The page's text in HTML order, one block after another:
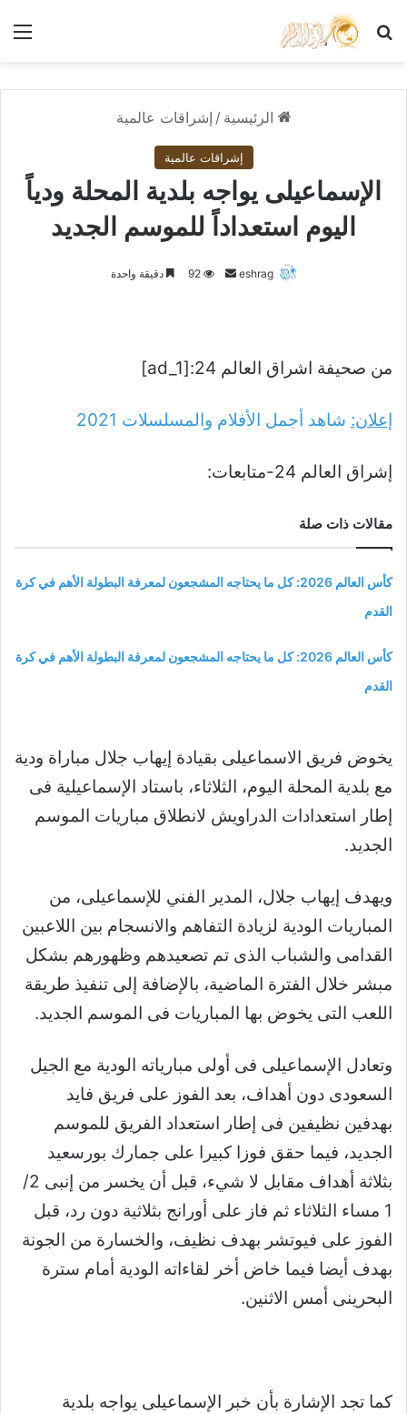
بحث عن
الرئيسية / إشراقات عالمية
إشراقات عالمية
الإسماعيلى يواجه بلدية المحلة ودياً
اليوم استعداداً للموسم الجديد
eshrag
أرسل92 دقيقة واحدة
من صحيفة اشراق العالم 24:[ad_1]
إعلان: شاهد أجمل الأفلام والمسلسلات 2021
إشراق العالم 24-متابعات:
مقالات ذات صلة
كأس العالم 2026: كل ما يحتاجه المشجعون لمعرفة البطولة الأهم في كرة
القدم
كأس العالم 2026: كل ما يحتاجه المشجعون لمعرفة البطولة الأهم في كرة
القدم
يخوض فريق الاسماعيلى بقيادة إيهاب جلال مباراة ودية
مع بلدية المحلة اليوم، الثلاثاء، باستاد الإسماعيلية فى
إطار استعدادات الدراويش لانطلاق مباريات الموسم
الجديد.
ويهدف إيهاب جلال، المدير الفني للإسماعيلى، من
المباريات الودية لزيادة التفاهم والانسجام بين اللاعبين
القدامى والشباب الذى تم تصعيدهم وظهورهم بشكل
مبشر خلال الفترة الماضية، بالإضافة إلى تنفيذ طريقة
اللعب التى يخوض بها المباريات فى الموسم الجديد.
وتعادل الإسماعيلى فى أولى مبارياته الودية مع الجيل
السعودى دون أهداف، بعد الفوز على فريق فايد
بهدفين نظيفين فى إطار استعداد الفريق للموسم
الجديد، فيما حقق فوزا كبيرا على جمارك بورسعيد
بثلاثة أهداف مقابل لا شيء، قبل أن يخسر من إنبى 2/
1 مساء الثلاثاء ثم فاز على أورانج بثلاثية دون رد، قبل
الفوز على فيوتشر بهدف نظيف، والخسارة من الجونة
بهدف أيضا فيما خاض أخر لقاءاته الودية أمام سترة
البحرينى أمس الاثنين.
كما تجد الإشارة بأن خبر الإسماعيلى يواجه بلدية